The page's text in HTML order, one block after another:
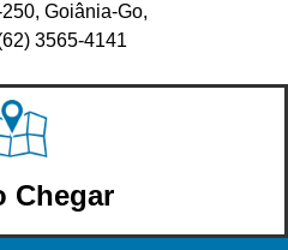
Goiânia-Go,
3565-4141
Chegar